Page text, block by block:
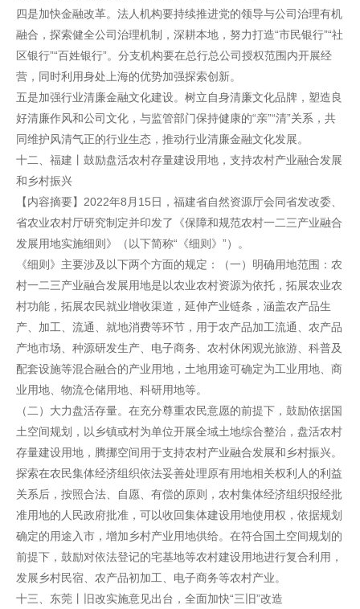
四是加快金融改革。法人机构要持续推进党的领导与公司治理有机
融合，探索健全公司治理机制，深耕本地，努力打造“市民银行”“社
区银行”“百姓银行”。分支机构要在总行总公司授权范围内开展经
营，同时利用身处上海的优势加强探索创新。
五是加强行业清廉金融文化建设。树立自身清廉文化品牌，塑造良
好清廉作风和公司文化，与监管部门保持健康的“亲”“清”关系，共
同维护风清气正的行业生态，推动行业清廉金融文化发展。
十二、福建丨鼓励盘活农村存量建设用地，支持农村产业融合发展
和乡村振兴
【内容摘要】2022年8月15日，福建省自然资源厅会同省发改委、
省农业农村厅研究制定并印发了《保障和规范农村一二三产业融合
发展用地实施细则》（以下简称“《细则》”）。
《细则》主要涉及以下两个方面的规定：（一）明确用地范围：农
村一二三产业融合发展用地是以农业农村资源为依托，拓展农业农
村功能，拓展农民就业增收渠道，延伸产业链条，涵盖农产品生
产、加工、流通、就地消费等环节，用于农产品加工流通、农产品
产地市场、种源研发生产、电子商务、农村休闲观光旅游、科普及
配套设施等混合融合的产业用地，土地用途可确定为工业用地、商
业用地、物流仓储用地、科研用地等。
（二）大力盘活存量。在充分尊重农民意愿的前提下，鼓励依据国
土空间规划，以乡镇或村为单位开展全域土地综合整治，盘活农村
存量建设用地，腾挪空间用于支持农村产业融合发展和乡村振兴。
探索在农民集体经济组织依法妥善处理原有用地相关权利人的利益
关系后，按照合法、自愿、有偿的原则，农村集体经济组织报经批
准用地的人民政府批准，可以收回集体建设用地使用权，依据规划
确定的用途入市，增加乡村产业用地供给。在符合国土空间规划的
前提下，鼓励对依法登记的宅基地等农村建设用地进行复合利用，
发展乡村民宿、农产品初加工、电子商务等农村产业。
十三、东莞丨旧改实施意见出台，全面加快“三旧”改造